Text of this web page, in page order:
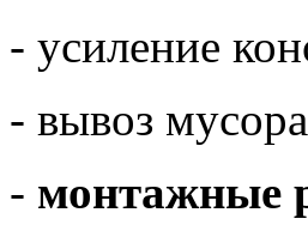
- усиление
- вывоз мусора
- монтажные